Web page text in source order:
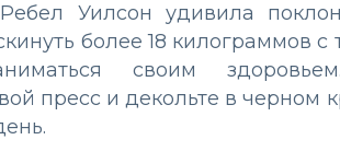
Уилсон удивила
более 18 килограммов с
своим
пресс и декольте в черном